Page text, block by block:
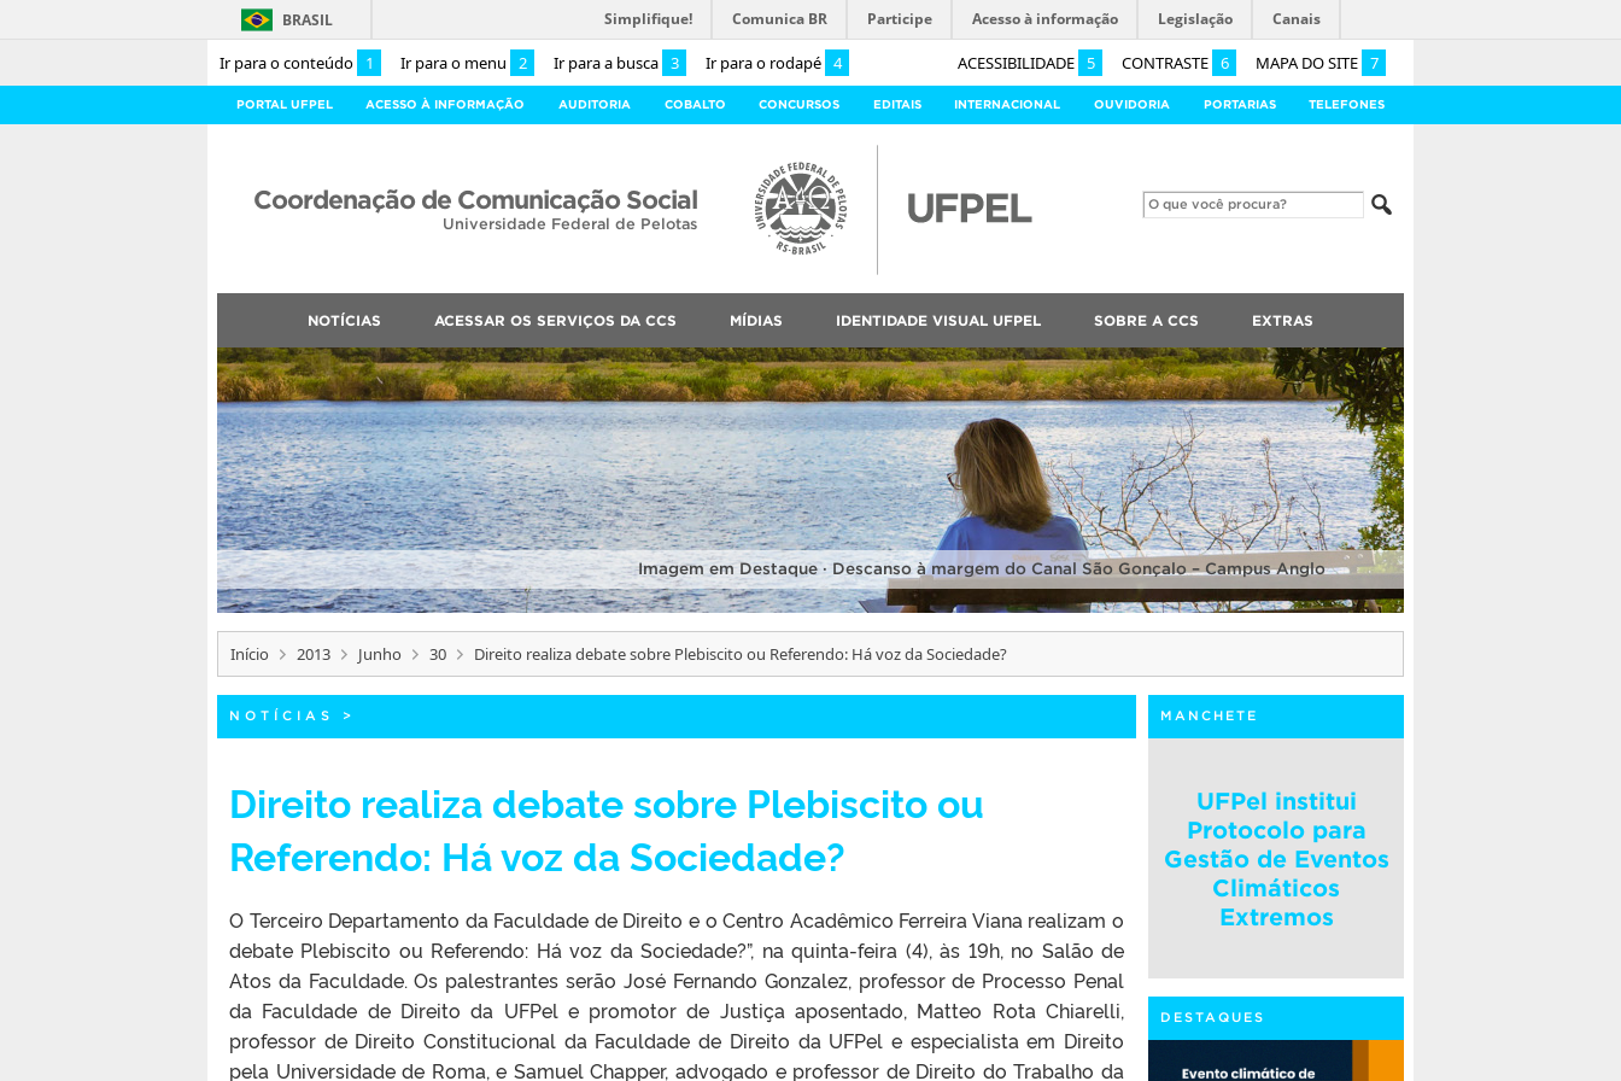
Ir para o conteúdo 1 Ir para o menu 2 Ir para a busca 3 Ir para o rodapé 4 ACESSIBILIDADE 5 CONTRASTE 6 MAPA DO SITE 7
BRASIL Simplifique! Comunica BR Participe Acesso à informação Legislação Canais
PORTAL UFPEL ACESSO À INFORMAÇÃO AUDITORIA COBALTO CONCURSOS EDITAIS INTERNACIONAL OUVIDORIA PORTARIAS TELEFONES
Coordenação de Comunicação Social
Universidade Federal de Pelotas
NOTÍCIAS ACESSAR OS SERVIÇOS DA CCS MÍDIAS IDENTIDADE VISUAL UFPEL SOBRE A CCS EXTRAS
Imagem em Destaque · Descanso à margem do Canal São Gonçalo – Campus Anglo
Início 2013 Junho 30 Direito realiza debate sobre Plebiscito ou Referendo: Há voz da Sociedade?
NOTÍCIAS >
Direito realiza debate sobre Plebiscito ou
Referendo: Há voz da Sociedade?
O Terceiro Departamento da Faculdade de Direito e o Centro Acadêmico Ferreira Viana realizam o
debate Plebiscito ou Referendo: Há voz da Sociedade?”, na quinta-feira (4), às 19h, no Salão de
Atos da Faculdade. Os palestrantes serão José Fernando Gonzalez, professor de Processo Penal
da Faculdade de Direito da UFPel e promotor de Justiça aposentado, Matteo Rota Chiarelli,
professor de Direito Constitucional da Faculdade de Direito da UFPel e especialista em Direito
pela Universidade de Roma, e Samuel Chapper, advogado e professor de Direito do Trabalho da
MANCHETE
UFPel institui
Protocolo para
Gestão de Eventos
Climáticos
Extremos
DESTAQUES